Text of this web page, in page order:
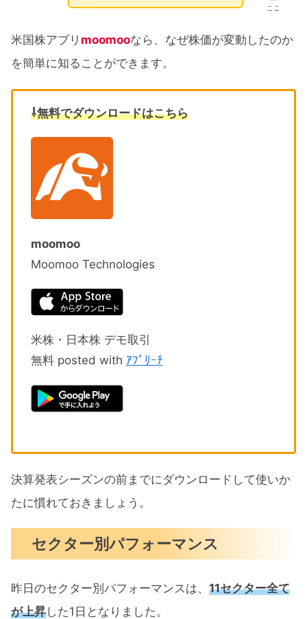
ここ
米国株アプリ moomooなら、なぜ株価が変動したのか
を簡単に知ることができます。
⇩無料でダウンロードはこちら
moomoo
Moomoo Technologies
米株・日本株 デモ取引
無料 posted with ｱﾌﾟﾘｰﾁ
決算発表シーズンの前までにダウンロードして使いか
たに慣れておきましょう。
セクター別パフォーマンス
昨日のセクター別パフォーマンスは、 11セクター全て
が上昇した1日となりました。